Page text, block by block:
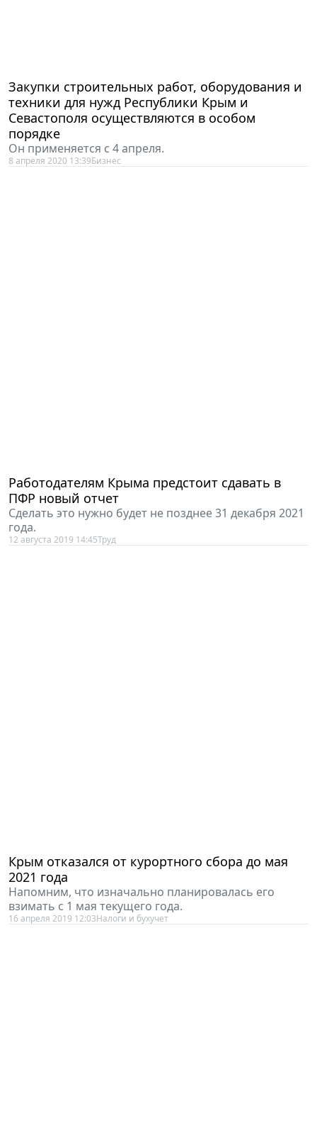
Закупки строительных работ, оборудования и
техники для нужд Республики Крым и
Севастополя осуществляются в особом
порядке
Он применяется с 4 апреля.
8 апреля 2020 13:39Бизнес
Работодателям Крыма предстоит сдавать в
ПФР новый отчет
Сделать это нужно будет не позднее 31 декабря 2021
года.
12 августа 2019 14:45Труд
Крым отказался от курортного сбора до мая
2021 года
Напомним, что изначально планировалась его
взимать с 1 мая текущего года.
16 апреля 2019 12:03Налоги и бухучет